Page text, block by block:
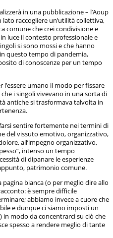
in una pubblicazione – l’Aoup
raccogliere un’utilità collettiva,
comune che crei condivisione e
luce il contesto professionale e
si sono mossi e che hanno
questo tempo di pandemia,
di conoscenze per un tempo
l’essere umano il modo per fissare
i singoli vivevano in una sorta di
antiche si trasformava talvolta in
sentire fortemente nei termini di
del vissuto emotivo, organizzativo,
all’impegno organizzativo,
intenso un tempo
di dipanare le esperienze
patrimonio comune.
bianca (o per meglio dire allo
è sempre difficile
abbiamo invece a cuore che
e dunque ci siamo imposti un
modo da concentrarci su ciò che
spesso a rendere meglio di tante